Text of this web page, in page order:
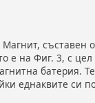
съставен
е на Фиг. 3, с
батерия.
еднаквите си